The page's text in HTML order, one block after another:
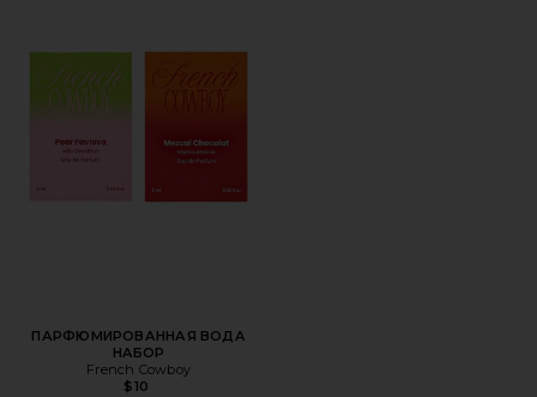
ПАРФЮМИРОВАННАЯ ВОДА
НАБОР
French Cowboy
$10